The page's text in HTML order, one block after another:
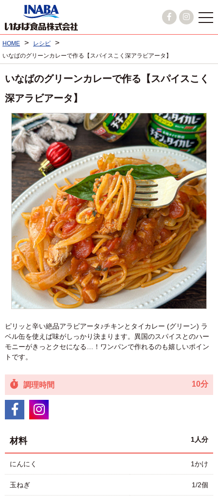
HOME > レシピ >
いなばのグリーンカレーで作る【スパイスこく深アラビアータ】
いなばのグリーンカレーで作る【スパイスこく
深アラビアータ】
ピリッと辛い絶品アラビアータ♪チキンとタイカレー (グリーン) ラ
ベル缶を使えば味がしっかり決まります。異国のスパイスとのハー
モニーがきっとクセになる…！ワンパンで作れるのも嬉しいポイン
トです。
調理時間 10分
材料 1人分
にんにく 1かけ
玉ねぎ 1/2個